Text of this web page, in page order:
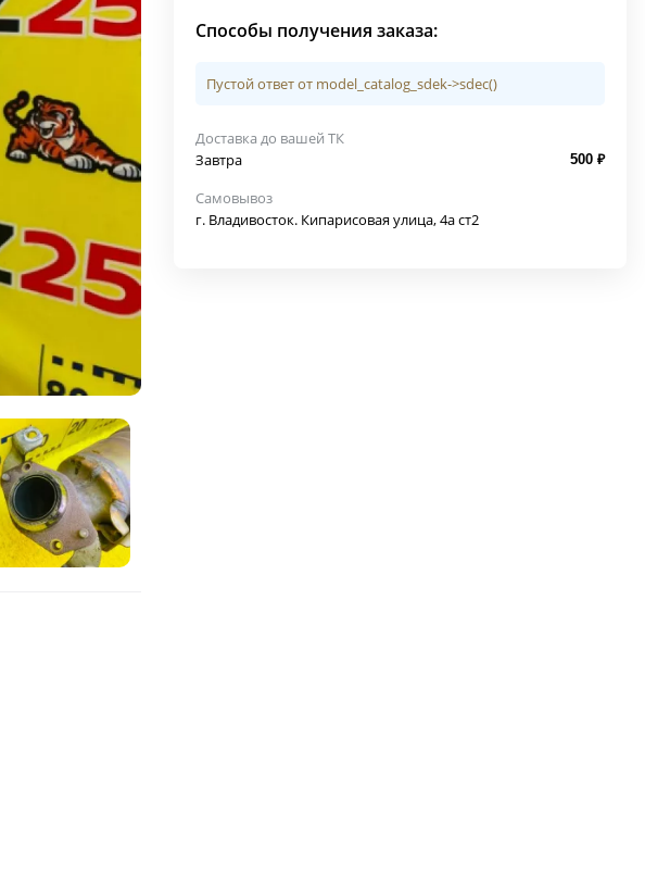
Способы получения заказа:
Пустой ответ от model_catalog_sdek->sdec()
Доставка до вашей ТК
Завтра
500 ₽
Самовывоз
г. Владивосток. Кипарисовая улица, 4а ст2